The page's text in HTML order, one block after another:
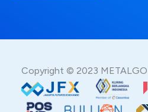
Copyright © 2023